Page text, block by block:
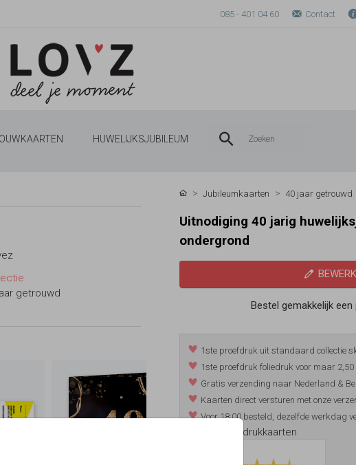
085 - 401 04 60 Contact
HUWELIJKSJUBILEUM
getrouwd
Jubileumkaarten 40 jaar getrouwd
Uitnodiging 40 jarig
ondergrond
Bestel gemakkelijk
1ste proefdruk uit standaard collectie
1ste proefdruk foliedruk voor maar 2,50
Gratis verzending naar Nederland &
Kaarten direct versturen met onze
Voor 18:00 besteld, dezelfde werkdag
*m.u.v. foliedrukkaarten